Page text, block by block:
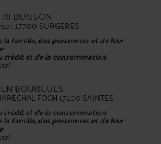
BUISSON
17700 SURGERES
la famille, des personnes et de leur
crédit et de la consommation
BOURGUES
FOCH 17100 SAINTES
crédit et de la consommation
la famille, des personnes et de leur